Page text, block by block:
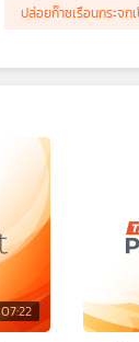
ปล่อยก๊าซเรือนกระจก
07:22